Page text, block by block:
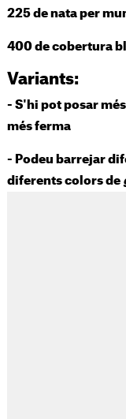
225 de nata per
400 de cobertura
Variants:
- S'hi pot posar
més ferma
- Podeu barrejar
diferents colors de